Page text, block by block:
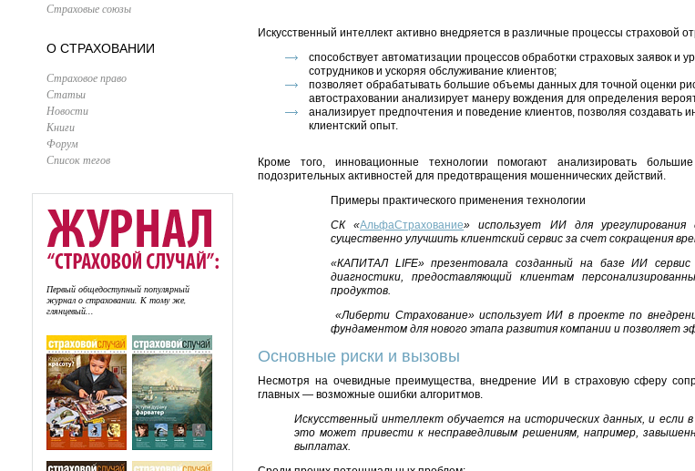
Страховые союзы
О СТРАХОВАНИИ
Страховое право
Статьи
Новости
Книги
Форум
Список тегов
Первый общедоступный популярный
журнал о страховании. К тому же,
глянцевый...
Искусственный интеллект активно внедряется в различные процессы страховой
способствует автоматизации процессов обработки страховых заявок и
сотрудников и ускоряя обслуживание клиентов;
позволяет обрабатывать большие объемы данных для точной оценки
автостраховании анализирует манеру вождения для определения
анализирует предпочтения и поведение клиентов, позволяя создавать
клиентский опыт.
Кроме того, инновационные технологии помогают анализировать
подозрительных активностей для предотвращения мошеннических действий.
Примеры практического применения технологии
СК «АльфаСтрахование» использует ИИ для
существенно улучшить клиентский сервис за счет сокращения
«КАПИТАЛ LIFE» презентовала созданный на базе ИИ
диагностики, предоставляющий клиентам
продуктов.
«Либерти Страхование» использует ИИ в проекте по
фундаментом для нового этапа развития компании и позволяет
Основные риски и вызовы
Несмотря на очевидные преимущества, внедрение ИИ в страховую сферу
главных — возможные ошибки алгоритмов.
Искусственный интеллект обучается на исторических данных, и если
это может привести к несправедливым решениям, например,
выплатах.